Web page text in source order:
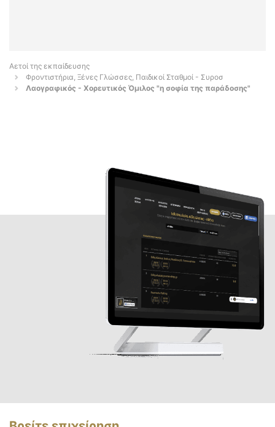
Αετοί της εκπαίδευσης
Φροντιστήρια, Ξένες Γλώσσες, Παιδικοί Σταθμοί - Συροσ
Λαογραφικός - Χορευτικός Όμιλος "η σοφία της παράδοσης"